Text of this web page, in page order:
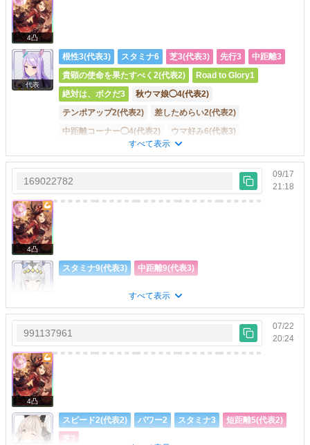
メカウマ娘シナリオ・STM1
豊食祭シナリオ・にんじん2
豊食祭シナリオ・じゃがいも2
豊食祭シナリオ・唐辛子2
豊食祭シナリオ・いちご3
直線巧者2
スリップストリーム2
遊びはおしまいっ！1
しとやかな足取り2
中盤巧者2
素直な一歩2
マイルCS5(代表3)
ホープフルS4(代表2)
芝のマイル～長距離G1勝利ジェンティルと相性◎ ス
キルは先行寄り 真髄体☆322親に冬ウマ☆3あり
4凸
代表
根性3(代表3) スタミナ6 芝3(代表3) 先行3
中距離3
貴顕の使命を果たすべく2(代表2)
Road to Glory1
絶対は、ボクだ3
秋ウマ娘◯4(代表2)
テンポアップ2(代表2)
差しためらい2(代表2)
中距離コーナー◯4(代表2)
ウマ好み6(代表3)
序盤巧者1(代表1)
素直な一歩3(代表3)
克己心2(代表2)
豊食祭シナリオ・じゃがいも2(代表2)
豊食祭シナリオ・唐辛子2(代表2)
垂れウマ回避2
日本ダービー2(代表1)
天皇賞(秋)2(代表2)
目指せ 完全適正！！ と言えば聞こえはいいですが、
赤因子とっ散らかってます（芝、先行、中距離）（ス
タ6根3） ジェンティルドンナと片親で相性◎です（ダ
ートは走ってません）
すべて表示
169022782
09/17
21:18
4凸
スタミナ9(代表3) 中距離9(代表3)
すべて表示
991137961
07/22
20:24
4凸
スピード2(代表2) パワー2 スタミナ3
短距離5(代表2)
芝3